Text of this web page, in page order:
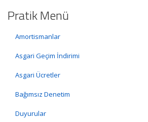
Pratik Menü
Amortismanlar
Asgari Geçim İndirimi
Asgari Ücretler
Bağımsız Denetim
Duyurular